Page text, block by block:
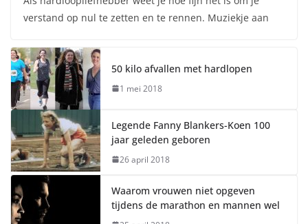
verstand op nul te zetten en te rennen. Muziekje aan
50 kilo afvallen met hardlopen
1 mei 2018
Legende Fanny Blankers-Koen 100
jaar geleden geboren
26 april 2018
Waarom vrouwen niet opgeven
tijdens de marathon en mannen wel